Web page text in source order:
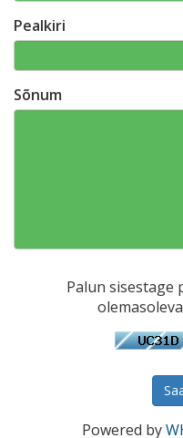
Pealkiri
Sõnum
Palun sisestage
Powered by